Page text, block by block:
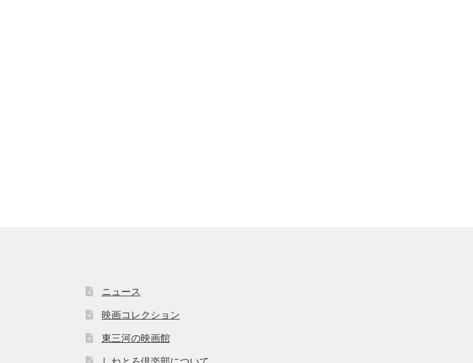
ニュース
映画コレクション
東三河の映画館